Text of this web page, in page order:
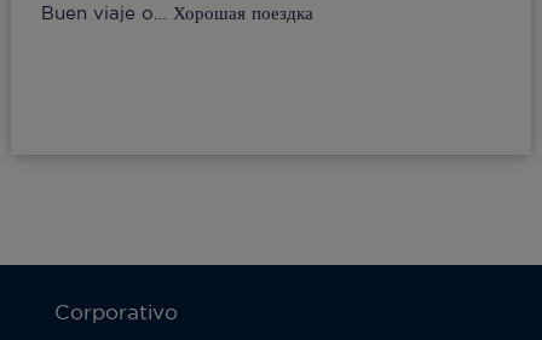
Buen viaje o… Хорошая поездка
Corporativo